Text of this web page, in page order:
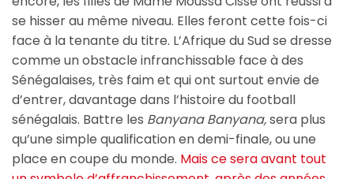
se hisser au même niveau. Elles feront cette fois-ci
face à la tenante du titre. L’Afrique du Sud se dresse
comme un obstacle infranchissable face à des
Sénégalaises, très faim et qui ont surtout envie de
d’entrer, davantage dans l’histoire du football
sénégalais. Battre les Banyana Banyana,sera plus
qu’une simple qualification en demi-finale, ou une
place en coupe du monde. Mais ce sera avant tout